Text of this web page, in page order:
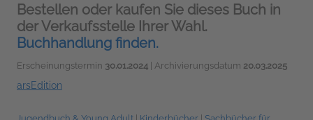
Bestellen oder kaufen Sie dieses Buch in
der Verkaufsstelle Ihrer Wahl.
Buchhandlung finden.
Erscheinungstermin 30.01.2024 | Archivierungsdatum 20.03.2025
arsEdition